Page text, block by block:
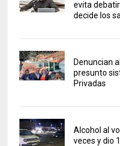
evita
decide los
Denuncian
presunto
Privadas
Alcohol al
veces y dio